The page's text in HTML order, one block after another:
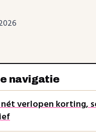
10%
navigatie
verlopen korting,